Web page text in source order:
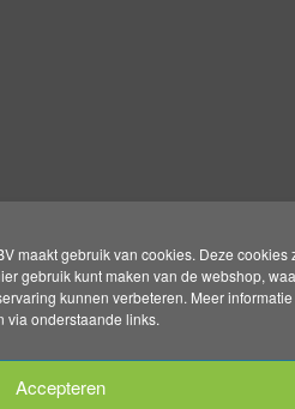
maakt gebruik van cookies. Deze cookies
gebruik kunt maken van de webshop,
kunnen verbeteren. Meer
via onderstaande links.
Accepteren